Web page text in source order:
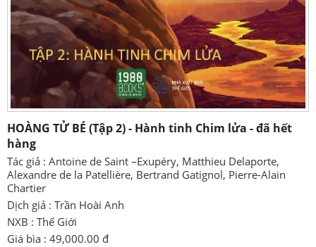
HOÀNG TỬ BÉ (Tập 2) - Hành tinh Chim lửa - đã hết
hàng
Tác giả : Antoine de Saint –Exupéry, Matthieu Delaporte,
Alexandre de la Patellière, Bertrand Gatignol, Pierre-Alain
Chartier
Dịch giả : Trần Hoài Anh
NXB : Thế Giới
Giá bìa : 49,000.00 đ